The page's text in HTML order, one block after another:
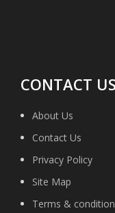
CONTACT US
About Us
Contact Us
Privacy Policy
Site Map
Terms &